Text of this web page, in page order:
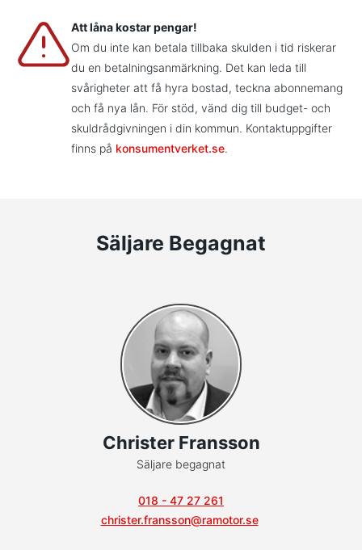
Att låna kostar pengar!
Om du inte kan betala tillbaka skulden i tid riskerar
du en betalningsanmärkning. Det kan leda till
svårigheter att få hyra bostad, teckna abonnemang
och få nya lån. För stöd, vänd dig till budget- och
skuldrådgivningen i din kommun. Kontaktuppgifter
finns på konsumentverket.se.
Säljare Begagnat
Christer Fransson
Säljare begagnat
018 - 47 27 261
christer.fransson@ramotor.se